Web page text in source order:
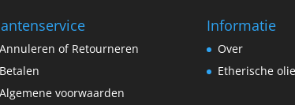
Annuleren of Retourneren
Betalen
Algemene voorwaarden
Informatie
Over
Etherische